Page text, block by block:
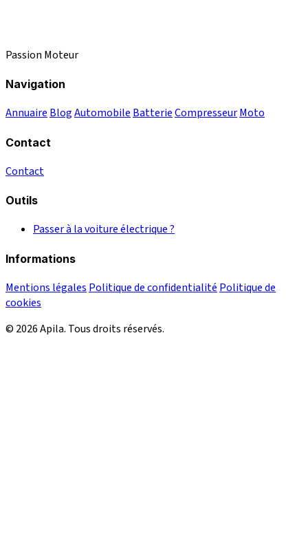
Passion Moteur
Navigation
Annuaire BlogAutomobile BatterieCompresseurMoto
Contact
Contact
Outils
Passer à la voiture électrique ?
Informations
Mentions légales Politique de confidentialité Politique de
cookies
© 2026 Apila. Tous droits réservés.